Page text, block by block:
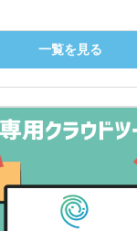
一覧を見る